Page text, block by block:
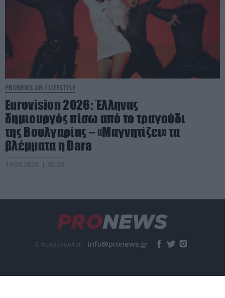
PRONEWS.GR / LIFESTYLE
Eurovision 2026: Έλληνας
δημιουργός πίσω από το τραγούδι
της Βουλγαρίας – «Μαγνητίζει» τα
βλέμματα η Dara
19.03.2026 | 20:03
Επικοινωνία: